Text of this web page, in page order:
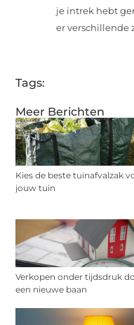
Meer Berichten
Kies de beste tuinafvalzak
jouw tuin
Verkopen onder tijdsdruk
een nieuwe baan
je intrek hebt
er verschillende
Tags: